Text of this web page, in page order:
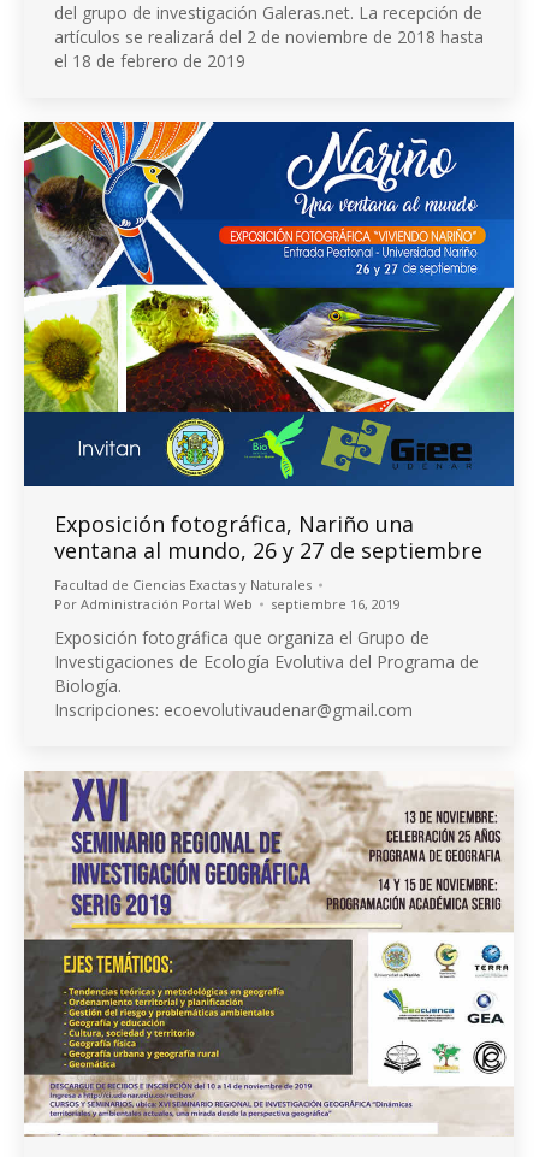
del grupo de investigación Galeras.net. La recepción de
artículos se realizará del 2 de noviembre de 2018 hasta
el 18 de febrero de 2019
Exposición fotográfica, Nariño una
ventana al mundo, 26 y 27 de septiembre
Facultad de Ciencias Exactas y Naturales
Por Administración Portal Web septiembre 16, 2019
Exposición fotográfica que organiza el Grupo de
Investigaciones de Ecología Evolutiva del Programa de
Biología.
Inscripciones: ecoevolutivaudenar@gmail.com